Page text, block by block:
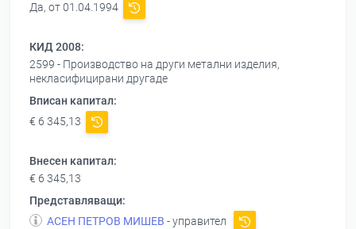
Да, от 01.04.1994
КИД 2008:
2599 - Производство на други метални изделия,
некласифицирани другаде
Вписан капитал:
€ 6 345,13
Внесен капитал:
€ 6 345,13
Представляващи:
АСЕН ПЕТРОВ МИШЕВ - управител